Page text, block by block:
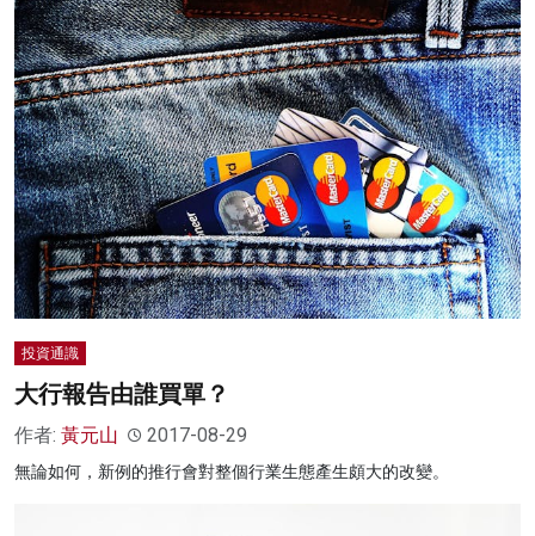
投資通識
大行報告由誰買單？
作者: 黃元山 2017-08-29
無論如何，新例的推行會對整個行業生態產生頗大的改變。